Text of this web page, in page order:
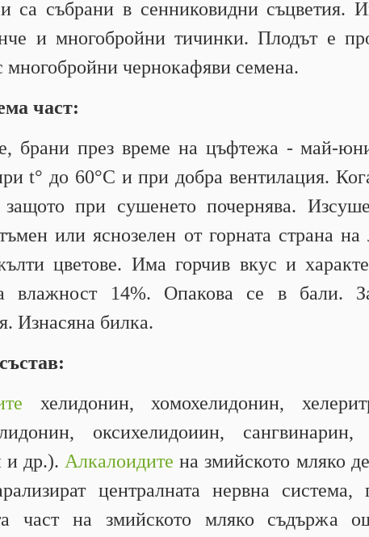
са събрани в сенниковидни съцветия.
и многобройни тичинки. Плодът е
чернокафяви семена.
част:
брани през време на цъфтежа - май-
t° до 60°С и при добра вентилация.
при сушенето почернява.
или яснозелен от горната страна
цветове. Има горчив вкус и
влажност 14%. Опакова се в бали.
Изнасяна билка.
хелидонин, хомохелидонин,
оксихелидоиин,
и др.). Алкалоидите на змийското мляко
централната нервна система,
част на змийското мляко съдържа